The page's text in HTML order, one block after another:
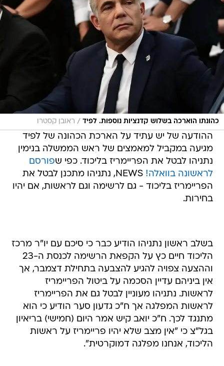
כהונתו הוארכה בשלוש קדנציות נוספות. לפיד / ראובן קסטרו
ההודעה של יש עתיד על הארכת הכהונה של לפיד
מגיעה במקביל למאמצים של ראש הממשלה בנימין
נתניהו לבטל את הפריימריז בליכוד. כפי שפורסם
לראשונה בוואלה!
NEWS, נתניהו מתכנן לבטל את
הפריימריז בליכוד - גם לרשימה וגם לראשות, אם יהיו
בחירות.
בשלב ראשון נתניהו הודיע כבר כי סיכם עם יו"ר מרכז
הליכוד חיים כץ על הקפאת הרשימה לכנסת ה-23
וההצעה צפויה להגיע להצבעה בתחילת דצמבר, אך
אין ביניהם עדיין הסכמה על ביטול הפריימריז
לראשות. נתניהו מעוניין לבטל גם את הפריימריז
לראשות המפלגה אך ח"כ גדעון סער הודיע כי הוא
מתנגד לכך. ח"כ יואב קיש אמר היום (חמישי) בריאיון
בגל"צ כי "אין מצב שלא יהיו פריימריז על ראשות
הליכוד, אנחנו מפלגה דמוקרטית".